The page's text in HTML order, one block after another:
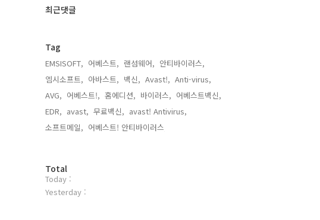
과
글
최근댓글
Tag
EMSISOFT, 어베스트, 랜섬웨어, 안티바이러스,
엠시소프트, 아바스트, 백신, Avast!, Anti-virus,
AVG, 어베스트!, 홈에디션, 바이러스, 어베스트백신,
EDR, avast, 무료백신, avast! Antivirus,
소프트메일, 어베스트! 안티바이러스,
방
문
자
Total
Today :
Yesterday :